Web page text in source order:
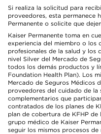
Si realiza la solicitud para
proveedores, esta permanece
Permanente o solicite que
Kaiser Permanente toma en
experiencia del miembro o los
profesionales de la salud y los
nivel Silver del Mercado de
todos los demás productos y
Foundation Health Plan). Los
Mercado de Seguros Médicos
proveedores del cuidado de la
complementarios que
contratados de los planes de
plan de cobertura de KFHP de
grupo médico de Kaiser
seguir los mismos procesos